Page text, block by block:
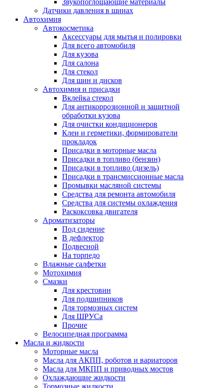
Звукопоглощающие материалы
Датчики давления в шинах
Автохимия
Автокосметика
Аксессуары для мытья и полировки
Для всего автомобиля
Для кузова
Для салона
Для стекол
Для шин и дисков
Автохимия и присадки
Вклейка стекол
Для антикоррозионной и защитной
обработки кузова
Для очистки кондиционеров
Клеи и герметики, формирователи
прокладок
Присадки в моторные масла
Присадки в топливо (бензин)
Присадки в топливо (дизель)
Присадки в трансмиссионные масла
Промывки масляной системы
Средства для ремонта автомобиля
Средства для системы охлаждения
Раскоксовка двигателя
Ароматизаторы
Под сидение
В дефлектор
Подвесной
На торпедо
Влажные салфетки
Мотохимия
Смазки
Для крестовин
Для подшипников
Для тормозных систем
Для ШРУСа
Прочие
Велосипедная программа
Масла и жидкости
Моторные масла
Масла для АКПП, роботов и вариаторов
Масла для МКПП и приводных мостов
Охлаждающие жидкости
Тормозные жидкости